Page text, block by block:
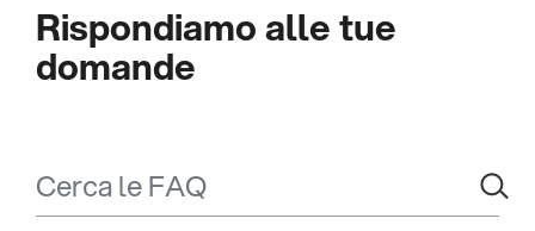
Rispondiamo alle tue
domande